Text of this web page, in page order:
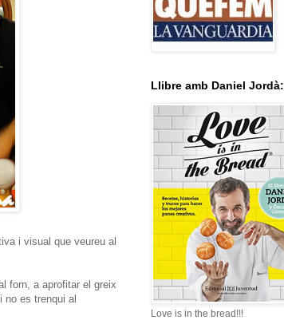
i visual que veureu al
forn, a aprofitar el greix
no es trenqui al
Llibre amb Daniel Jordà:
Love is in the bread!!!